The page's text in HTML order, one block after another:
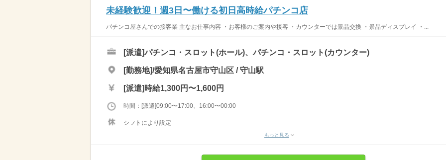
未経験歓迎！週3日〜働ける初日高時給パチンコ店
パチンコ屋さんでの接客業 主なお仕事内容 ・お客様のご案内や接客 ・カウンターでは景品交換 ・景品ディスプレイ ・...
[派遣]パチンコ・スロット(ホール)、パチンコ・スロット(カウンター)
[勤務地]/愛知県名古屋市守山区 / 守山駅
[派遣] 時給1,300円〜1,600円
時間：[派遣]09:00〜17:00、16:00〜00:00
シフトにより設定
もっと見る